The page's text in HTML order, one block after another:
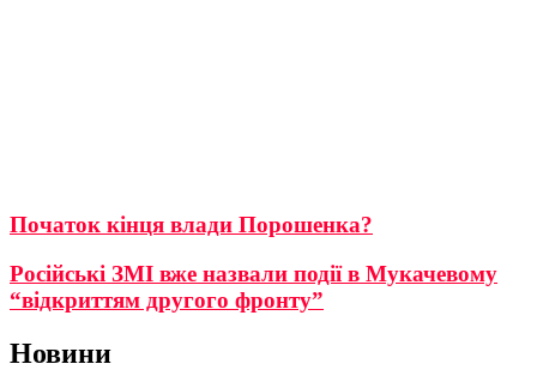
Початок кінця влади Порошенка?
Російські ЗМІ вже назвали події в Мукачевому
“відкриттям другого фронту”
Новини